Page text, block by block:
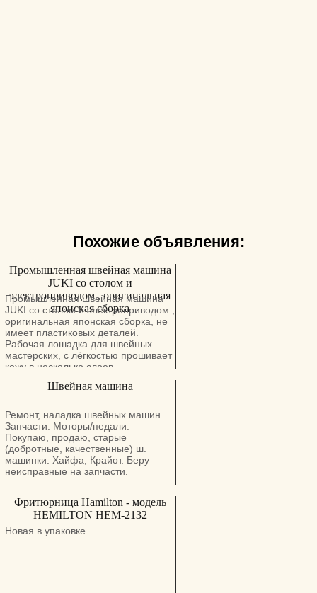
Похожие объявления:
Промышленная швейная машина
JUKI со столом и
электроприводом , оригинальная
японская сборка
Промышленная швейная машина
JUKI со столом и электроприводом ,
оригинальная японская сборка, не
имеет пластиковых деталей.
Рабочая лошадка для швейных
мастерских, с лёгкостью прошивает
кожу в несколько слоев,
лет в одних руках в домашних
готова к любым испытаниям. Есть
возможность дешёвой доставки в
любую точку страны после оплаты
на месте. Цена: 1499 шекелей.
Тел.: 0508431803. Можно звонить в
шабат.
Швейная машина
Ремонт, наладка швейных машин.
Запчасти. Моторы/педали.
Покупаю, продаю, старые
(добротные, качественные) ш.
машинки. Хайфа, Крайот. Беру
неисправные на запчасти.
Фритюрница Hamilton - модель
HEMILTON HEM-2132
Новая в упаковке.